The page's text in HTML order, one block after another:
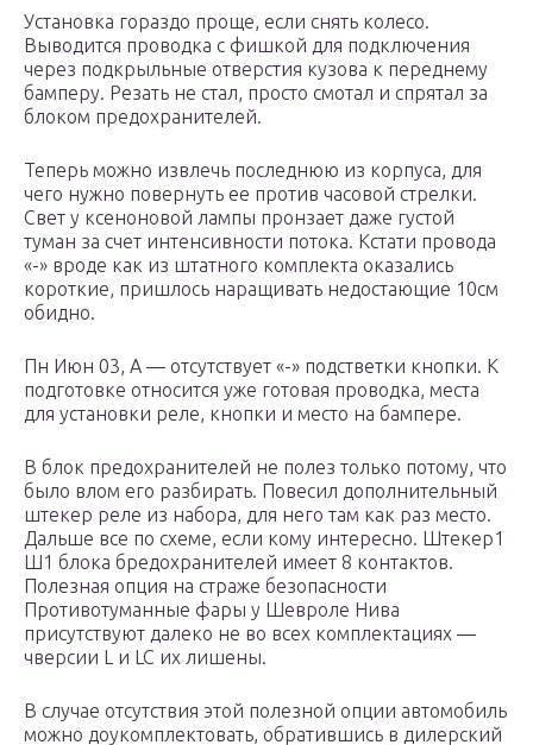
Установка гораздо проще, если снять колесо.
Выводится проводка с фишкой для подключения
через подкрыльные отверстия кузова к переднему
бамперу. Резать не стал, просто смотал и спрятал за
блоком предохранителей.
Теперь можно извлечь последнюю из корпуса, для
чего нужно повернуть ее против часовой стрелки.
Свет у ксеноновой лампы пронзает даже густой
туман за счет интенсивности потока. Кстати провода
«-» вроде как из штатного комплекта оказались
короткие, пришлось наращивать недостающие 10см
обидно.
Пн Июн 03, A — отсутствует «-» подстветки кнопки. К
подготовке относится уже готовая проводка, места
для установки реле, кнопки и место на бампере.
В блок предохранителей не полез только потому, что
было влом его разбирать. Повесил дополнительный
штекер реле из набора, для него там как раз место.
Дальше все по схеме, если кому интересно. Штекер1
Ш1 блока бредохранителей имеет 8 контактов.
Полезная опция на страже безопасности
Противотуманные фары у Шевроле Нива
присутствуют далеко не во всех комплектациях —
чверсии L и LC их лишены.
В случае отсутствия этой полезной опции автомобиль
можно доукомплектовать, обратившись в дилерский